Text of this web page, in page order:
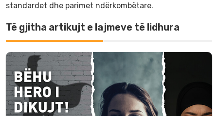
standardet dhe parimet ndërkombëtare.
Të gjitha artikujt e lajmeve të lidhura